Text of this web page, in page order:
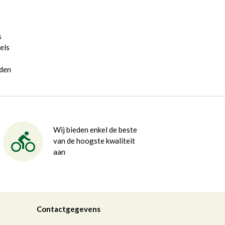
Wij bieden enkel de beste
van de hoogste kwaliteit
aan
Contactgegevens